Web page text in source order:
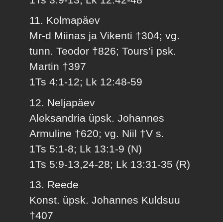
11. Kolmapäev
Mr-d Miinas ja Vikenti †304; vg.
tunn. Teodor †826; Tours’i psk.
Martin †397
1Ts 4:1-12; Lk 12:48-59
12. Neljapäev
Aleksandria üpsk. Johannes
Armuline †620; vg. Niil †V s.
1Ts 5:1-8; Lk 13:1-9 (N)
1Ts 5:9-13,24-28; Lk 13:31-35 (R)
13. Reede
Konst. üpsk. Johannes Kuldsuu
†407